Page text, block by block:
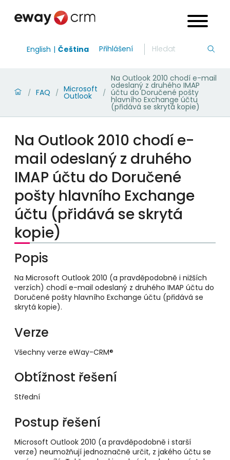
English Čeština Přihlášení
/ FAQ / Microsoft
Outlook /
Na Outlook 2010 chodí e-mail
odeslaný z druhého IMAP
účtu do Doručené pošty
hlavního Exchange účtu
(přidává se skrytá kopie)
Na Outlook 2010 chodí e-
mail odeslaný z druhého
IMAP účtu do Doručené
pošty hlavního Exchange
účtu (přidává se skrytá
kopie)
Popis
Na Microsoft Outlook 2010 (a pravděpodobně i nižších
verzích) chodí e-mail odeslaný z druhého IMAP účtu do
Doručené pošty hlavního Exchange účtu (přidává se
skrytá kopie).
Verze
Všechny verze eWay-CRM®
Obtížnost řešení
Střední
Postup řešení
Microsoft Outlook 2010 (a pravděpodobně i starší
verze) neumožňují jednoznačně určit, z jakého účtu se